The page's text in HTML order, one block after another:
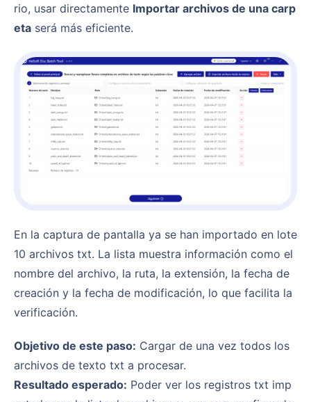
rio, usar directamente Importar archivos de una carp
eta será más eficiente.
En la captura de pantalla ya se han importado en lote
10 archivos txt. La lista muestra información como el
nombre del archivo, la ruta, la extensión, la fecha de
creación y la fecha de modificación, lo que facilita la
verificación.
Objetivo de este paso: Cargar de una vez todos los
archivos de texto txt a procesar.
Resultado esperado: Poder ver los registros txt imp